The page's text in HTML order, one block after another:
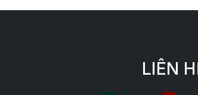
LIÊN